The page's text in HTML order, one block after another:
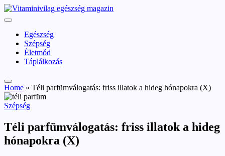
Skip
to
Vitaminivilág:
szépség
Egészség
Szépség
Életmód
Táplálkozás
Home » Téli parfümválogatás: friss illatok a hideg hónapokra (X)
Posted
Szépség
Téli parfümválogatás: friss illatok a hideg
hónapokra (X)